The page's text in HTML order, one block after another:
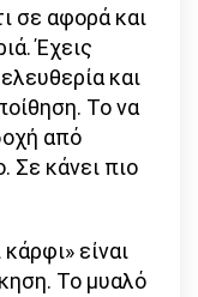
σε αφορά και
Έχεις
και
Το να
από
Σε κάνει πιο
είναι
Το μυαλό